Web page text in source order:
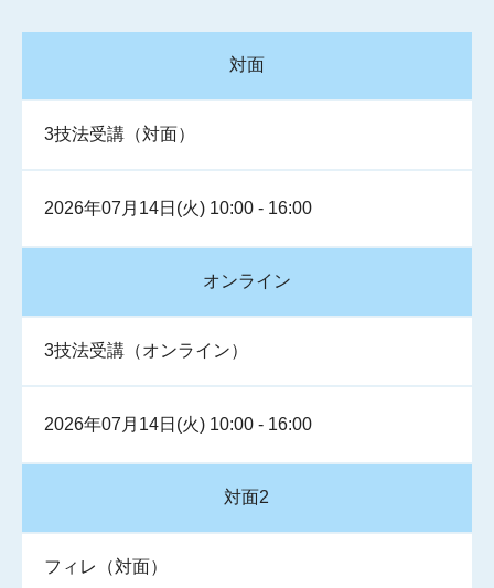
対面
3技法受講（対面）
2026年07月14日(火) 10:00 - 16:00
オンライン
3技法受講（オンライン）
2026年07月14日(火) 10:00 - 16:00
対面2
フィレ（対面）